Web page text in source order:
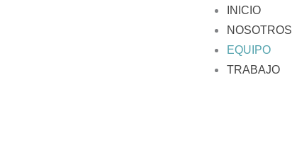
INICIO
NOSOTROS
EQUIPO
TRABAJO